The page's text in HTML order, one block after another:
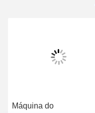
Máquina do